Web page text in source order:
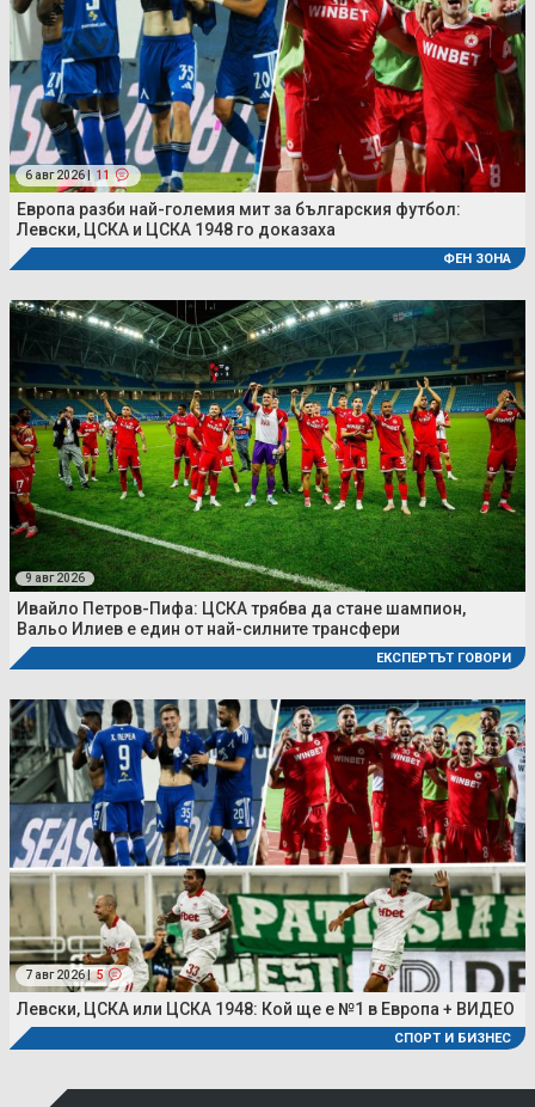
6 авг 2026 | 11
Европа разби най-големия мит за българския футбол:
Левски, ЦСКА и ЦСКА 1948 го доказаха
ФЕН ЗОНА
9 авг 2026
Ивайло Петров-Пифа: ЦСКА трябва да стане шампион,
Вальо Илиев е един от най-силните трансфери
ЕКСПЕРТЪТ ГОВОРИ
7 авг 2026 | 5
Левски, ЦСКА или ЦСКА 1948: Кой ще е №1 в Европа + ВИДЕО
СПОРТ И БИЗНЕС